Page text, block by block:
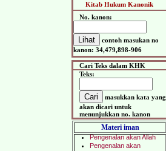
Kitab Hukum Kanonik
No. kanon:
contoh masukan no
kanon: 34,479,898-906
Cari Teks dalam KHK
Teks:
masukkan kata yang
akan dicari untuk
menunjukkan no. kanon
Materi iman